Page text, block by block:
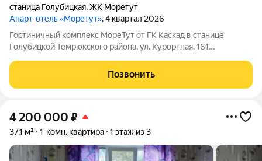
станица Голубицкая,ЖК Моретут
Апарт-отель «Моретут», 4 квартал 2026
Гостиничный комплекс МореТут от ГК Каскад в станице
Голубицкой Темрюкского района, ул. Курортная, 161
Азовском побережье! Гостиничный комплекс МореТут
расположен на первой береговой линии. От корпусов
Позвонить
4 200 000 ₽
37,1 м² 1-комн. квартира 1 этаж из 3